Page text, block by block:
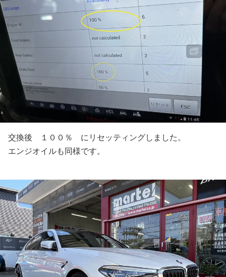
交換後 １００％ にリセッティングしました。
エンジオイルも同様です。